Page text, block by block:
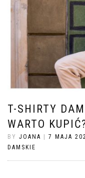
T-SHIRTY
WARTO
BY JOANA 7 MAJA
DAMSKIE